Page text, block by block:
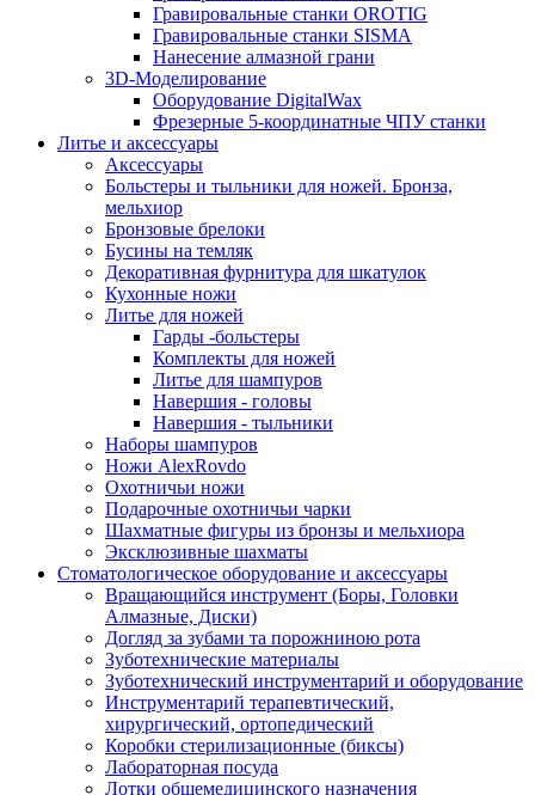
Гравировальные станки OROTIG
Гравировальные станки SISMA
Нанесение алмазной грани
3D-Моделирование
Оборудование DigitalWax
Фрезерные 5-координатные ЧПУ станки
Литье и аксессуары
Аксессуары
Больстеры и тыльники для ножей. Бронза,
мельхиор
Бронзовые брелоки
Бусины на темляк
Декоративная фурнитура для шкатулок
Кухонные ножи
Литье для ножей
Гарды -больстеры
Комплекты для ножей
Литье для шампуров
Навершия - головы
Навершия - тыльники
Наборы шампуров
Ножи AlexRovdo
Охотничьи ножи
Подарочные охотничьи чарки
Шахматные фигуры из бронзы и мельхиора
Эксклюзивные шахматы
Стоматологическое оборудование и аксессуары
Вращающийся инструмент (Боры, Головки
Алмазные, Диски)
Догляд за зубами та порожниною рота
Зуботехнические материалы
Зуботехнический инструментарий и оборудование
Инструментарий терапевтический,
хирургический, ортопедический
Коробки стерилизационные (биксы)
Лабораторная посуда
Лотки общемедицинского назначения